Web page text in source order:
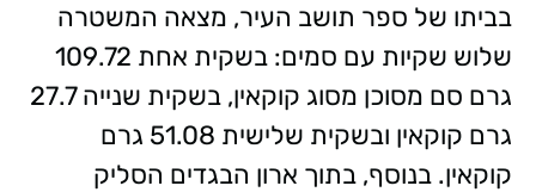
בביתו של ספר תושב העיר, מצאה המשטרה
שלוש שקיות עם סמים: בשקית אחת 109.72
גרם סם מסוכן מסוג קוקאין, בשקית שנייה 27.7
גרם קוקאין ובשקית שלישית 51.08 גרם
קוקאין. בנוסף, בתוך ארון הבגדים הסליק